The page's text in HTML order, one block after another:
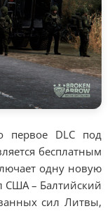
первое DLC под
бесплатным
одну новую
США – Балтийский
сил Литвы,